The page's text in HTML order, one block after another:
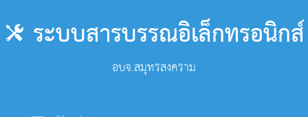
ระบบสารบรรณอิเล็กทรอนิกส์
อบจ.สมุทรสงคราม